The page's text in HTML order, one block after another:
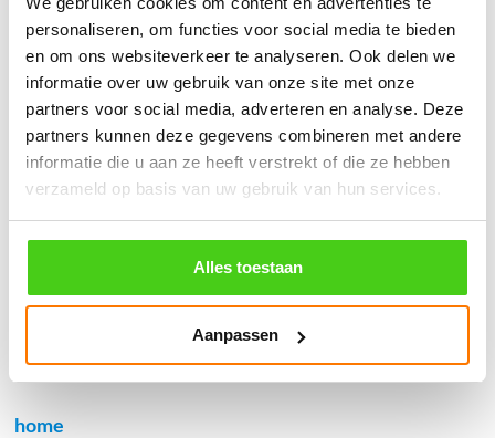
personaliseren, om functies voor social media te bieden
en om ons websiteverkeer te analyseren. Ook delen we
informatie over uw gebruik van onze site met onze
partners voor social media, adverteren en analyse. Deze
partners kunnen deze gegevens combineren met andere
informatie die u aan ze heeft verstrekt of die ze hebben
verzameld op basis van uw gebruik van hun services.
Alles toestaan
Aanpassen
֍ Verzending in Nederland, België en Duitsland.
Verzendkosten €5,45, boven €70,- gratis verstuurd
Aantal meters worden geleverd aan een stuk.
Specifieke wensen (meerdere lengten) kunt u aangeven bij het
invulveld "Bestelnotities (optioneel)".
© 2009 - 2026 | Touwspecialist.nl
It Fjild 4 - 8621 EA Heeg - Friesland
home